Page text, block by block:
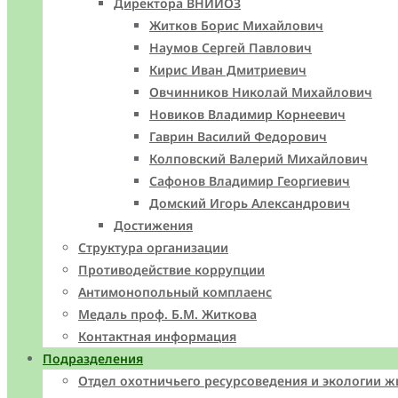
Житков Борис Михайлович
Наумов Сергей Павлович
Кирис Иван Дмитриевич
Овчинников Николай Михайлович
Новиков Владимир Корнеевич
Гаврин Василий Федорович
Колповский Валерий Михайлович
Сафонов Владимир Георгиевич
Домский Игорь Александрович
Достижения
Структура организации
Противодействие коррупции
Антимонопольный комплаенс
Медаль проф. Б.М. Житкова
Контактная информация
Подразделения
Отдел охотничьего ресурсоведения и экологии